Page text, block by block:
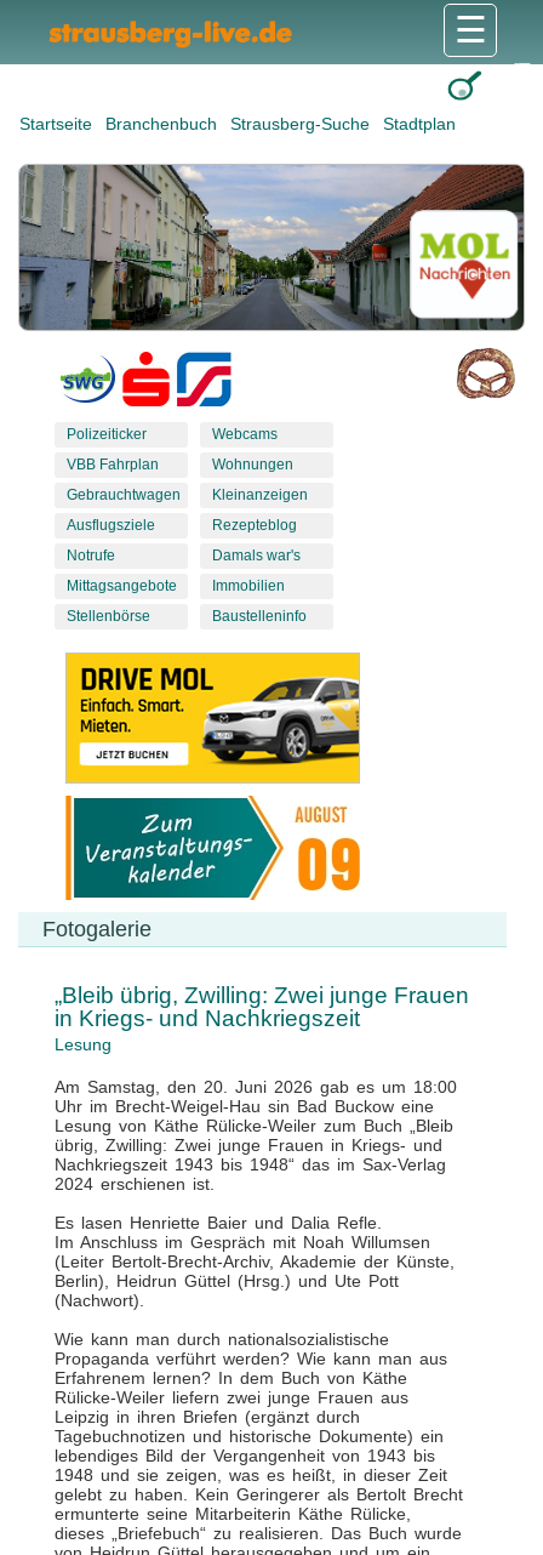
Startseite Branchenbuch Strausberg-Suche Stadtplan
☰
Polizeiticker
VBB Fahrplan
Gebrauchtwagen
Ausflugsziele
Notrufe
Mittagsangebote
Stellenbörse
Webcams
Wohnungen
Kleinanzeigen
Rezepteblog
Damals war's
Immobilien
Baustelleninfo
Fotogalerie
„Bleib übrig, Zwilling: Zwei junge Frauen
in Kriegs- und Nachkriegszeit
Lesung
Am Samstag, den 20. Juni 2026 gab es um 18:00
Uhr im Brecht-Weigel-Hau sin Bad Buckow eine
Lesung von Käthe Rülicke-Weiler zum Buch „Bleib
übrig, Zwilling: Zwei junge Frauen in Kriegs- und
Nachkriegszeit 1943 bis 1948“ das im Sax-Verlag
2024 erschienen ist.
Es lasen Henriette Baier und Dalia Refle.
Im Anschluss im Gespräch mit Noah Willumsen
(Leiter Bertolt-Brecht-Archiv, Akademie der Künste,
Berlin), Heidrun Güttel (Hrsg.) und Ute Pott
(Nachwort).
Wie kann man durch nationalsozialistische
Propaganda verführt werden? Wie kann man aus
Erfahrenem lernen? In dem Buch von Käthe
Rülicke-Weiler liefern zwei junge Frauen aus
Leipzig in ihren Briefen (ergänzt durch
Tagebuchnotizen und historische Dokumente) ein
lebendiges Bild der Vergangenheit von 1943 bis
1948 und sie zeigen, was es heißt, in dieser Zeit
gelebt zu haben. Kein Geringerer als Bertolt Brecht
ermunterte seine Mitarbeiterin Käthe Rülicke,
dieses „Briefebuch“ zu realisieren. Das Buch wurde